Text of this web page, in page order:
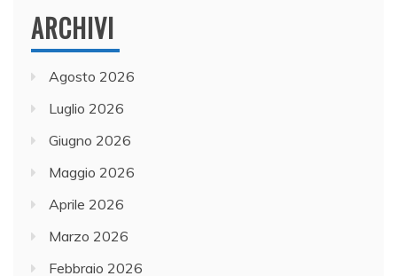
ARCHIVI
Agosto 2026
Luglio 2026
Giugno 2026
Maggio 2026
Aprile 2026
Marzo 2026
Febbraio 2026